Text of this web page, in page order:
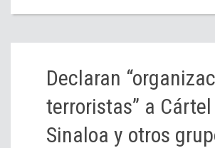
Declaran
terroristas” a
Sinaloa y otros